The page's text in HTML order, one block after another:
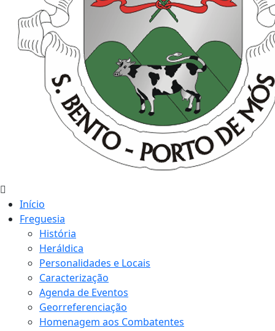
Início
Freguesia
História
Heráldica
Personalidades e Locais
Caracterização
Agenda de Eventos
Georreferenciação
Homenagem aos Combatentes